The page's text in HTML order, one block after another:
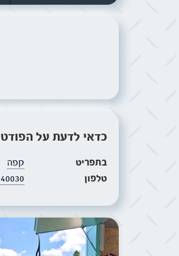
כדאי לדעת על
בתפריט
קפה
טלפון
תמונת הסביבה של הפודטראק